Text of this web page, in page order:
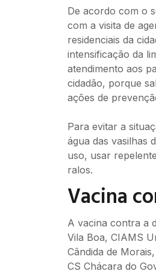
De acordo com o
com a visita de
residenciais da
intensificação da
atendimento aos
cidadão, porque
ações de
Para evitar a
água das vasilhas
uso, usar
ralos.
Vacina
A vacina contra a
Vila Boa, CIAMS
Cândida de
CS Chácara do